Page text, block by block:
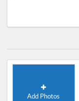
Add Photos